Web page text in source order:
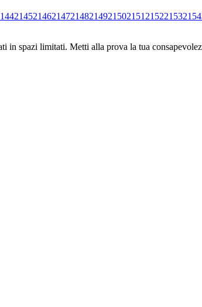
2145214621472148214921502151 215221532154
spazi limitati. Metti alla prova la tua